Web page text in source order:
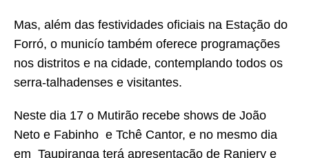
Mas, além das festividades oficiais na Estação do
Forró, o municío também oferece programações
nos distritos e na cidade, contemplando todos os
serra-talhadenses e visitantes.
Neste dia 17 o Mutirão recebe shows de João
Neto e Fabinho e Tchê Cantor, e no mesmo dia
em Taupiranga terá apresentação de Raniery e